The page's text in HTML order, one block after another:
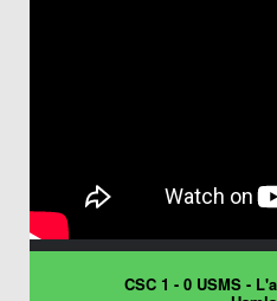
CSC 1 - 0 USMS -